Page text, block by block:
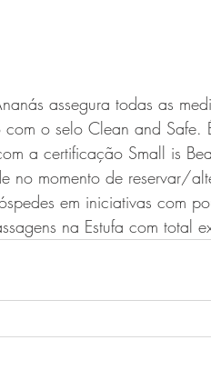
assegura todas as
o selo Clean and Safe.
a certificação Small is
no momento de reservar/
em iniciativas com
na Estufa com total